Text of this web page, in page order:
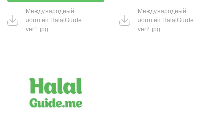
Международный
логотип HalalGuide
ver1.jpg
Международный
логотип HalalGuide
ver2.jpg